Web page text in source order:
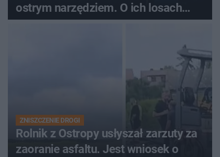
ostrym narzędziem. O ich losach
zdecyduje sąd rodzinny
ZNISZCZENIE DROGI
Rolnik z Ostropy usłyszał zarzuty za
zaoranie asfaltu. Jest wniosek o